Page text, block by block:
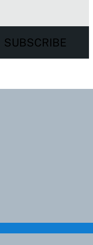
SUBSCRIBE